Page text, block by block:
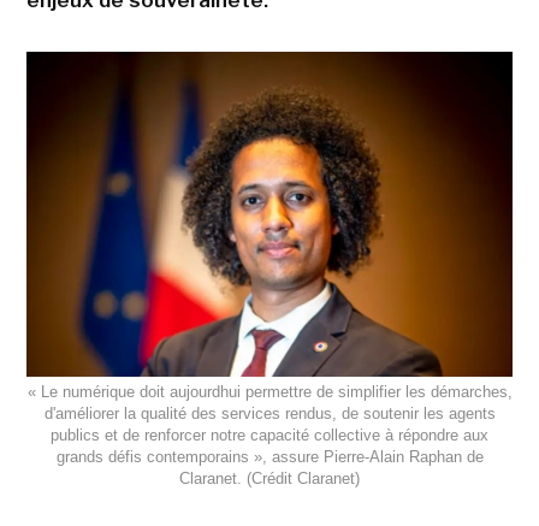
« Le numérique doit aujourdhui permettre de simplifier les démarches,
d'améliorer la qualité des services rendus, de soutenir les agents
publics et de renforcer notre capacité collective à répondre aux
grands défis contemporains », assure Pierre-Alain Raphan de
Claranet. (Crédit Claranet)